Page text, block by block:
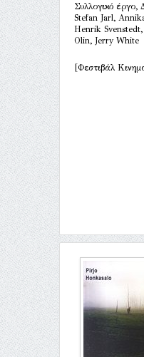
Συλλογικό έργο,
Stefan Jarl,
Henrik
Olin, Jerry White
[Φεστιβάλ